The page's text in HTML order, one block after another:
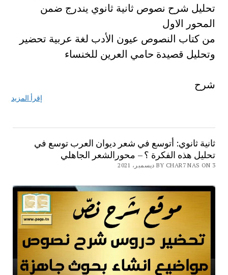
تحليل شرح نصوص ثانية ثانوي يندرج ضمن
المحور الاول
من كتاب النصوص عيون الأدب لغة عربية تحضير
وتحليل قصيدة حامي العرين للخنساء
شرح
إقرأ المزيد
ثانية ثانوي: أتوسع في شعر ديوان العرب توسع في
تحليل هذه الفكرة ؟ – محورالشعر الجاهلي
BY CHAR7 NAS ON 3 ديسمبر، 2021